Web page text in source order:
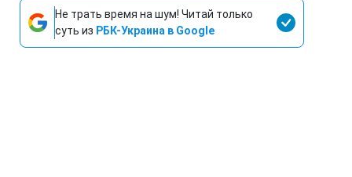
Не трать время на шум! Читай только
суть из РБК-Украина в Google